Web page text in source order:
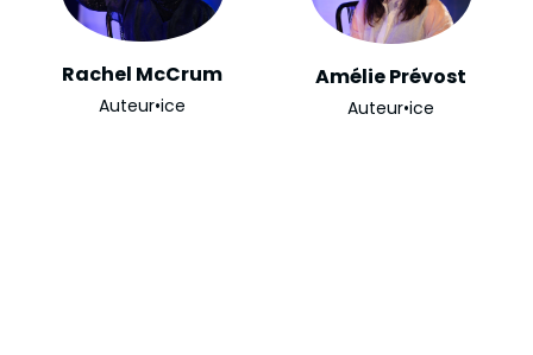
Rachel McCrum
Auteur•ice
Amélie Prévost
Auteur•ice